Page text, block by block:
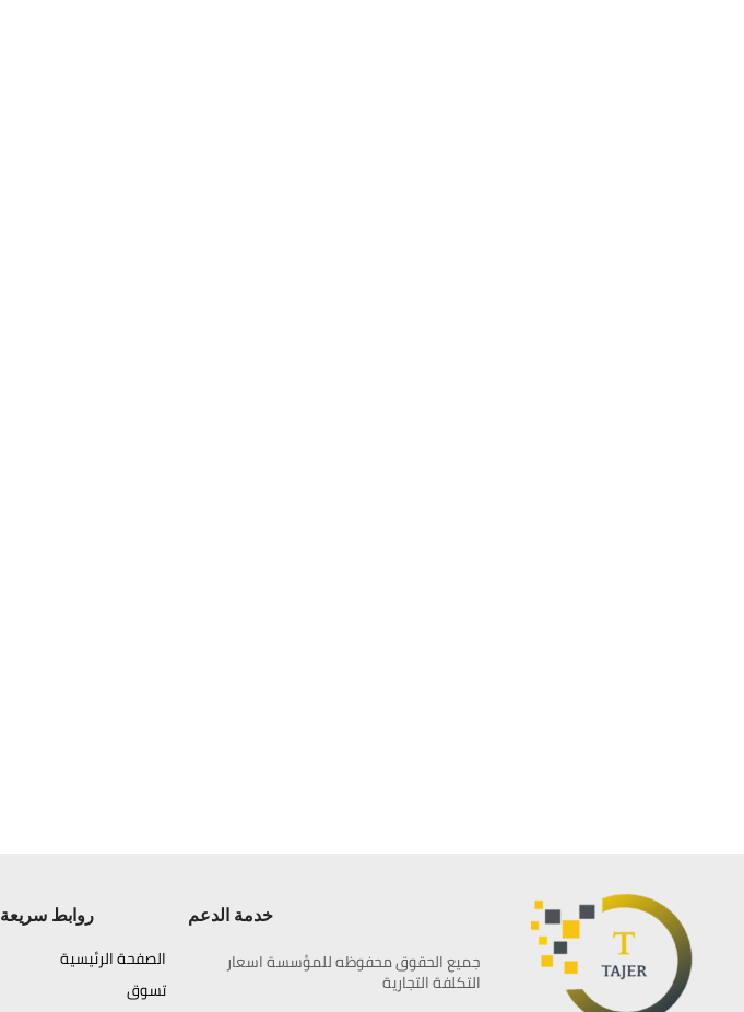
خدمة الدعم
جميع الحقوق محفوظه للمؤسسة اسعار
التكلفة التجارية
روابط سريعة
الصفحة الرئيسية
تسوق